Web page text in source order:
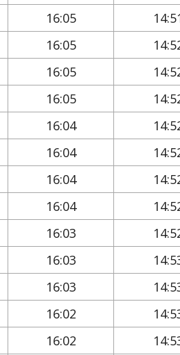
16:05
16:05
16:05
16:05
16:04
16:04
16:04
16:04
16:03
16:03
16:03
16:02
16:02